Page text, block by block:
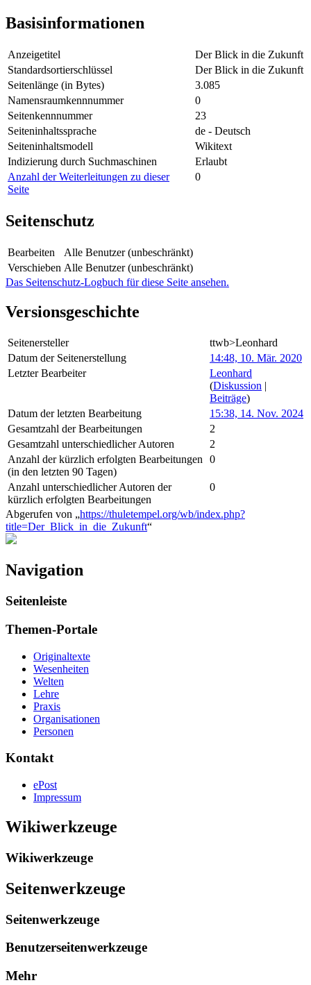
Basisinformationen
Anzeigetitel
Der Blick in die Zukunft
Standardsortierschlüssel
Der Blick in die Zukunft
Seitenlänge (in Bytes)
3.085
Namensraumkennnummer
0
Seitenkennnummer
23
Seiteninhaltssprache
de - Deutsch
Seiteninhaltsmodell
Wikitext
Indizierung durch Suchmaschinen
Erlaubt
Anzahl der Weiterleitungen zu dieser
Seite
0
Seitenschutz
Bearbeiten
Alle Benutzer (unbeschränkt)
Verschieben Alle Benutzer (unbeschränkt)
Das Seitenschutz-Logbuch für diese Seite ansehen.
Versionsgeschichte
Seitenersteller
ttwb>Leonhard
Datum der Seitenerstellung
14:48, 10. Mär. 2020
Letzter Bearbeiter
Leonhard
(Diskussion |
Beiträge)
Datum der letzten Bearbeitung
15:38, 14. Nov. 2024
Gesamtzahl der Bearbeitungen
2
Gesamtzahl unterschiedlicher Autoren
2
Anzahl der kürzlich erfolgten Bearbeitungen
(in den letzten 90 Tagen)
0
Anzahl unterschiedlicher Autoren der
kürzlich erfolgten Bearbeitungen
0
Abgerufen von „https://thuletempel.org/wb/index.php?
title=Der_Blick_in_die_Zukunft“
Navigation
Seitenleiste
Themen-Portale
Originaltexte
Wesenheiten
Welten
Lehre
Praxis
Organisationen
Personen
Kontakt
ePost
Impressum
Wikiwerkzeuge
Wikiwerkzeuge
Seitenwerkzeuge
Seitenwerkzeuge
Benutzerseitenwerkzeuge
Mehr